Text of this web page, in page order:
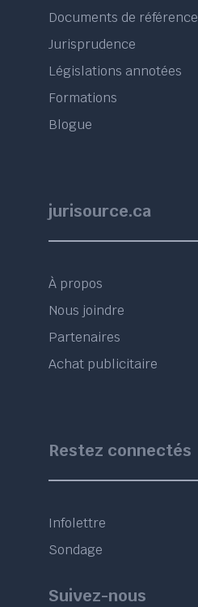
Documents de référence
Jurisprudence
Législations annotées
Formations
Blogue
jurisource.ca
À propos
Nous joindre
Partenaires
Achat publicitaire
Restez connectés
Infolettre
Sondage
Suivez-nous